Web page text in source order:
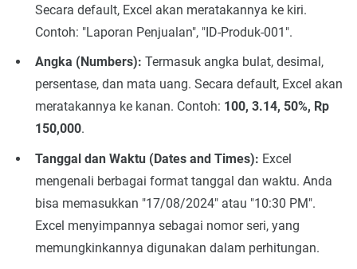
Secara default, Excel akan meratakannya ke kiri.
Contoh: "Laporan Penjualan", "ID-Produk-001".
Angka (Numbers): Termasuk angka bulat, desimal,
persentase, dan mata uang. Secara default, Excel akan
meratakannya ke kanan. Contoh: 100, 3.14, 50%, Rp
150,000.
Tanggal dan Waktu (Dates and Times): Excel
mengenali berbagai format tanggal dan waktu. Anda
bisa memasukkan "17/08/2024" atau "10:30 PM".
Excel menyimpannya sebagai nomor seri, yang
memungkinkannya digunakan dalam perhitungan.